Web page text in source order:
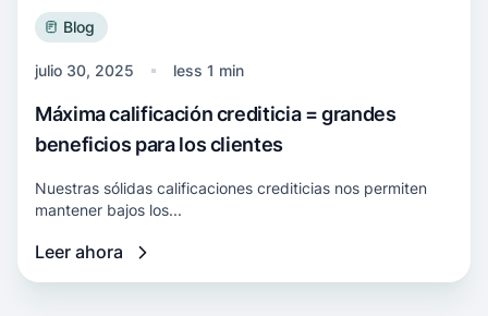
Blog
julio 30, 2025 less 1 min
Máxima calificación crediticia = grandes
beneficios para los clientes
Nuestras sólidas calificaciones crediticias nos permiten
mantener bajos los...
Leer ahora